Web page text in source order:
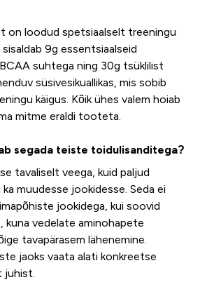
on loodud spetsiaalselt treeningu
sisaldab 9g essentsiaalseid
suhtega ning 30g tsüklilist
süsivesikuallikas, mis sobib
käigus. Kõik ühes valem hoiab
mitme eraldi tooteta.
segada teiste toidulisanditega?
tavaliselt veega, kuid paljud
muudesse jookidesse. Seda ei
jookidega, kui soovid
kuna vedelate aminohapete
tavapärasem lähenemine.
jaoks vaata alati konkreetse
juhist.